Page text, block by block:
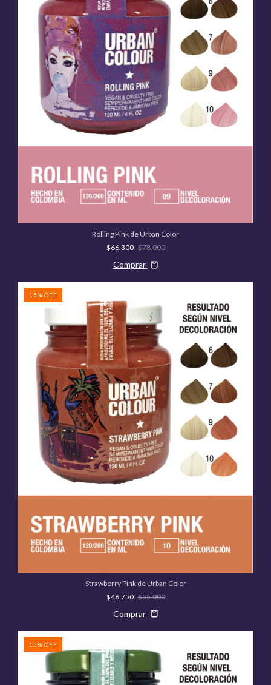
Rolling Pink de Urban Color
$66.300 $78.000
Comprar
15% OFF
Strawberry Pink de Urban Color
$46.750 $55.000
Comprar
15% OFF